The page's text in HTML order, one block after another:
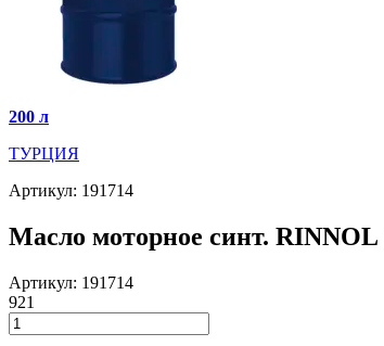
200 л
ТУРЦИЯ
Артикул: 191714
Масло моторное синт.
Артикул: 191714
921